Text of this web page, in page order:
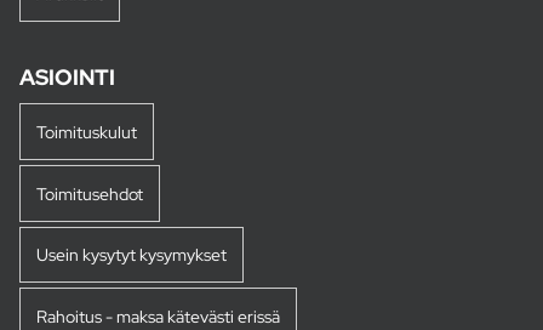
ASIOINTI
Toimituskulut
Toimitusehdot
Usein kysytyt kysymykset
Rahoitus - maksa kätevästi erissä